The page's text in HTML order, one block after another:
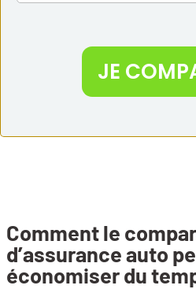
JE
Comment le
d’assurance auto
économiser du